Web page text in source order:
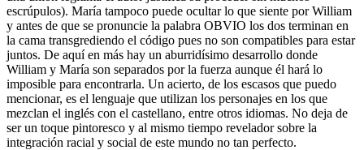
escrúpulos). María tampoco puede ocultar lo que siente por William
y antes de que se pronuncie la palabra OBVIO los dos terminan en
la cama transgrediendo el código pues no son compatibles para estar
juntos. De aquí en más hay un aburridísimo desarrollo donde
William y María son separados por la fuerza aunque él hará lo
imposible para encontrarla. Un acierto, de los escasos que puedo
mencionar, es el lenguaje que utilizan los personajes en los que
mezclan el inglés con el castellano, entre otros idiomas. No deja de
ser un toque pintoresco y al mismo tiempo revelador sobre la
integración racial y social de este mundo no tan perfecto.